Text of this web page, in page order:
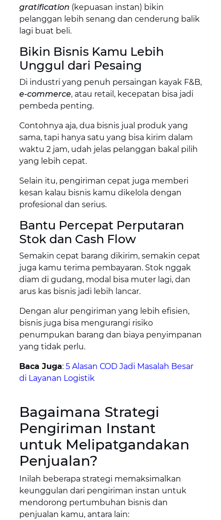
gratification (kepuasan instan) bikin
pelanggan lebih senang dan cenderung balik
lagi buat beli.
Bikin Bisnis Kamu Lebih
Unggul dari Pesaing
Di industri yang penuh persaingan kayak F&B,
e-commerce, atau retail, kecepatan bisa jadi
pembeda penting.
Contohnya aja, dua bisnis jual produk yang
sama, tapi hanya satu yang bisa kirim dalam
waktu 2 jam, udah jelas pelanggan bakal pilih
yang lebih cepat.
Selain itu, pengiriman cepat juga memberi
kesan kalau bisnis kamu dikelola dengan
profesional dan serius.
Bantu Percepat Perputaran
Stok dan Cash Flow
Semakin cepat barang dikirim, semakin cepat
juga kamu terima pembayaran. Stok nggak
diam di gudang, modal bisa muter lagi, dan
arus kas bisnis jadi lebih lancar.
Dengan alur pengiriman yang lebih efisien,
bisnis juga bisa mengurangi risiko
penumpukan barang dan biaya penyimpanan
yang tidak perlu.
Baca Juga: 5 Alasan COD Jadi Masalah Besar
di Layanan Logistik
Bagaimana Strategi
Pengiriman Instant
untuk Melipatgandakan
Penjualan?
Inilah beberapa strategi memaksimalkan
keunggulan dari pengiriman instan untuk
mendorong pertumbuhan bisnis dan
penjualan kamu, antara lain: